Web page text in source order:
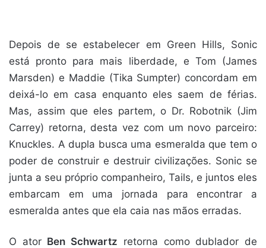
Depois de se estabelecer em Green Hills, Sonic
está pronto para mais liberdade, e Tom (James
Marsden) e Maddie (Tika Sumpter) concordam em
deixá-lo em casa enquanto eles saem de férias.
Mas, assim que eles partem, o Dr. Robotnik (Jim
Carrey) retorna, desta vez com um novo parceiro:
Knuckles. A dupla busca uma esmeralda que tem o
poder de construir e destruir civilizações. Sonic se
junta a seu próprio companheiro, Tails, e juntos eles
embarcam em uma jornada para encontrar a
esmeralda antes que ela caia nas mãos erradas.
O ator Ben Schwartz retorna como dublador de